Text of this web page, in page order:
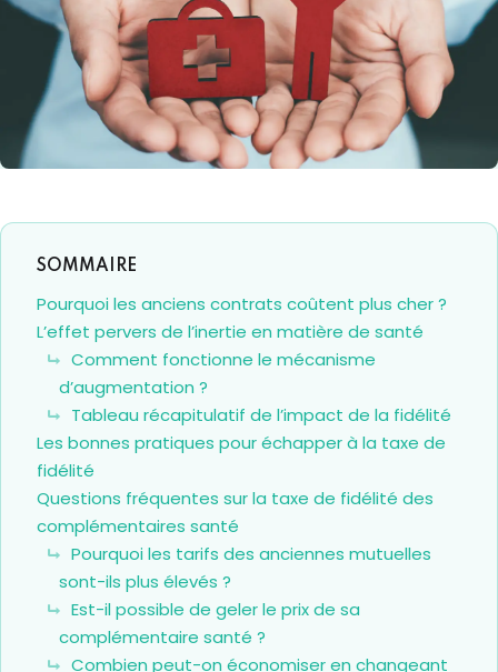
Pourquoi les anciens contrats coûtent plus cher ?
L’effet pervers de l’inertie en matière de santé
Comment fonctionne le mécanisme
d’augmentation ?
Tableau récapitulatif de l’impact de la fidélité
Les bonnes pratiques pour échapper à la taxe de
fidélité
Questions fréquentes sur la taxe de fidélité des
complémentaires santé
Pourquoi les tarifs des anciennes mutuelles
sont-ils plus élevés ?
Est-il possible de geler le prix de sa
complémentaire santé ?
Combien peut-on économiser en changeant